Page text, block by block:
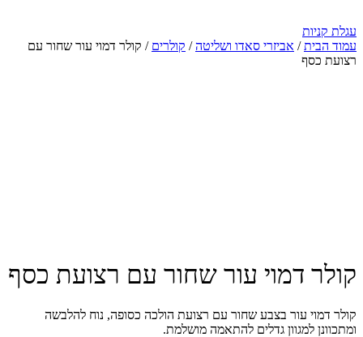
עגלת קניות
עמוד הבית/ אביזרי סאדו ושליטה/ קולרים / קולר דמוי עור שחור עם
רצועת כסף
קולר דמוי עור שחור עם רצועת כסף
קולר דמוי עור בצבע שחור עם רצועת הולכה כסופה, נוח להלבשה
ומתכוונן למגוון גדלים להתאמה מושלמת.